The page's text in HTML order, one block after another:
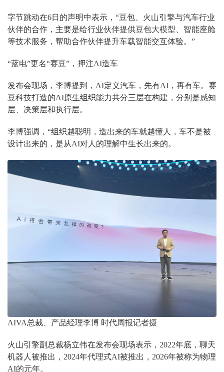
字节跳动在6日的声明中表示，“豆包、火山引擎与汽车行业
伙伴的合作，主要是给行业伙伴提供豆包大模型、智能座舱
等技术服务，帮助合作伙伴提升车载智能交互体验。”
“蓝电”更名“赛豆”，押注AI造车
发布会现场，李博提到，AI定义汽车，先有AI，再有车。赛
豆科技打造的AI原生组织能力共分三层在构建，分别是感知
层、决策层和执行层。
李博强调，“组织越聪明，造出来的车就越懂人，车不是被
设计出来的，是从AI对人的理解中生长出来的。
AIVA总裁、产品经理李博 时代周报记者摄
火山引擎副总裁杨立伟在发布会现场表示，2022年底，聊天
机器人被推出，2024年代理式AI被推出，2026年被称为物理
AI的元年。